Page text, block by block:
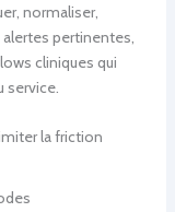
normaliser,
pertinentes,
cliniques qui
service.
la friction